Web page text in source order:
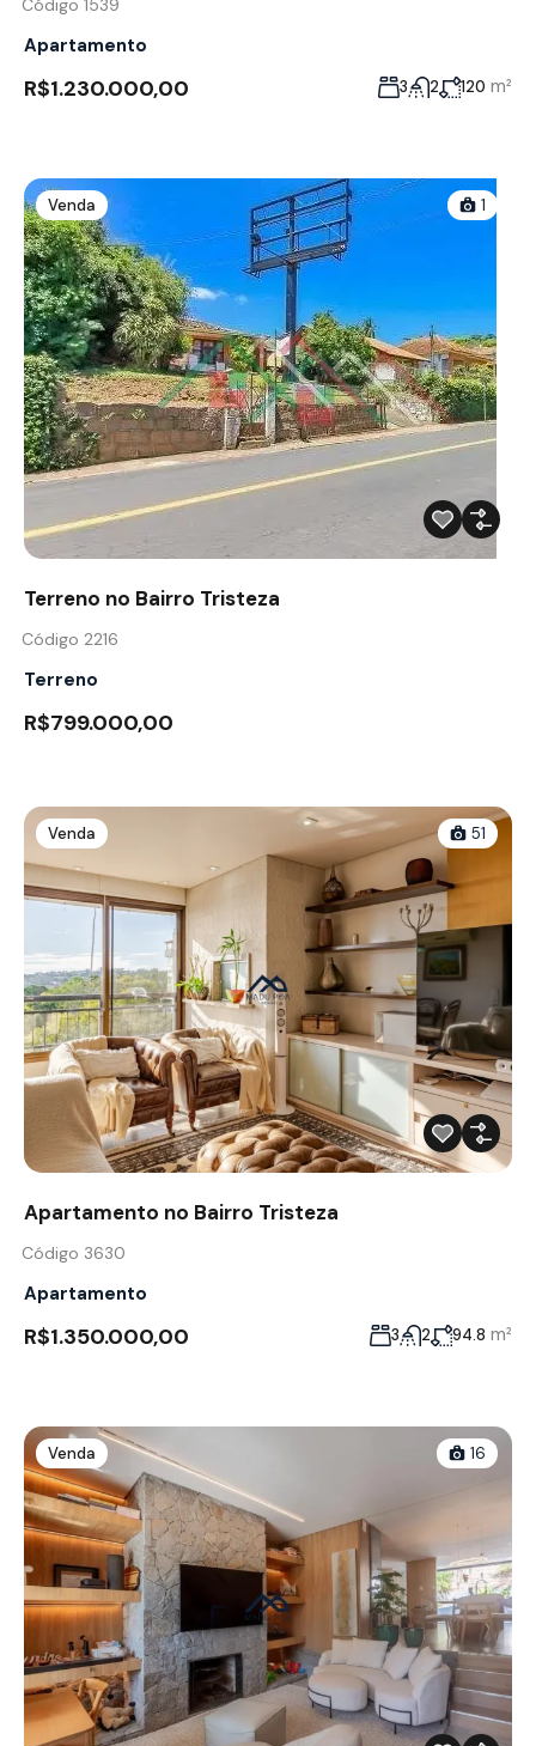
Código 1539
Apartamento
R$1.230.000,00 3 2 120 m²
Venda 1
Terreno no Bairro Tristeza
Código 2216
Terreno
R$799.000,00
Venda 51
Apartamento no Bairro Tristeza
Código 3630
Apartamento
R$1.350.000,00 3 2 94.8 m²
Venda 16